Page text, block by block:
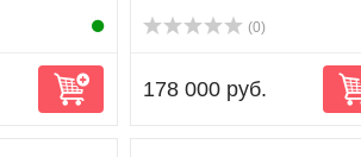
(0)
178 000 руб.